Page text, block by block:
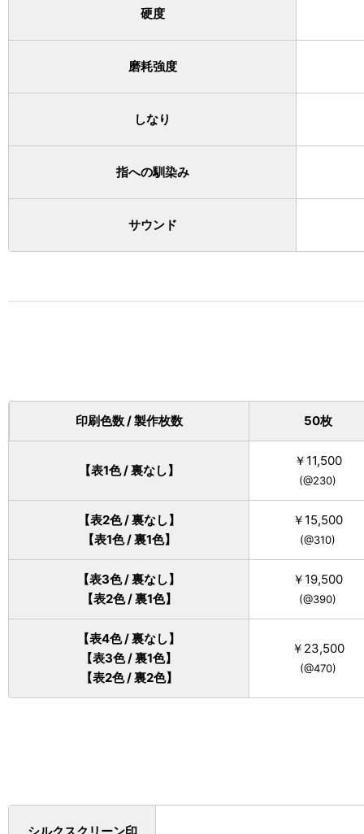
硬度
磨耗強度
しなり
指への馴染み
サウンド
印刷色数 / 製作枚数 50枚
【表1色 / 裏なし】
￥11,500
(@230)
【表2色 / 裏なし】
【表1色 / 裏1色】
￥15,500
(@310)
【表3色 / 裏なし】
【表2色 / 裏1色】
￥19,500
(@390)
【表4色 / 裏なし】
【表3色 / 裏1色】
【表2色 / 裏2色】
￥23,500
(@470)